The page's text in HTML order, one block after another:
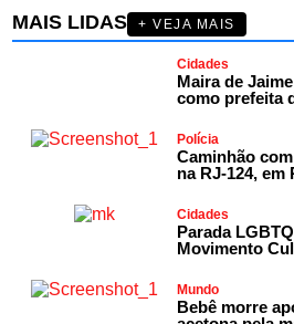
MAIS LIDAS + VEJA MAIS
Cidades
Maira de
como prefeita
Polícia
Caminhão
na RJ-124,
Cidades
Parada
Movimento
Mundo
Bebê morre